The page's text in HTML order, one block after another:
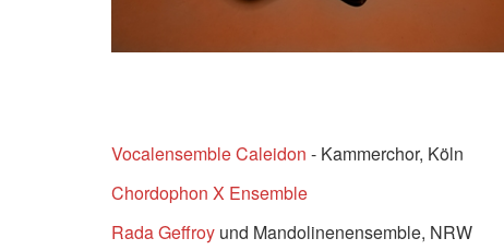
Vocalensemble Caleidon - Kammerchor, Köln
Chordophon X Ensemble
Rada Geffroy und Mandolinenensemble, NRW